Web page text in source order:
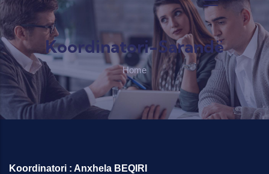
Skip to main content
Koordinatori-Sarandë
Home
Koordinatori : Anxhela BEQIRI